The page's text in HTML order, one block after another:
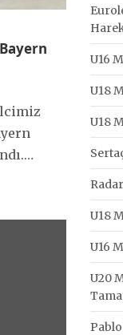
U16
U18
U18
U18
U16
U20